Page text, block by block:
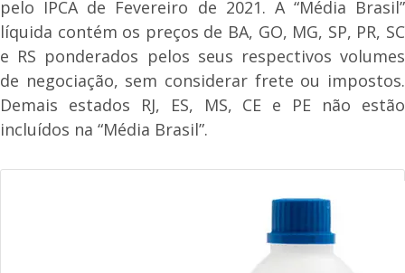
pelo IPCA de Fevereiro de 2021. A “Média Brasil”
líquida contém os preços de BA, GO, MG, SP, PR, SC
e RS ponderados pelos seus respectivos volumes
de negociação, sem considerar frete ou impostos.
Demais estados RJ, ES, MS, CE e PE não estão
incluídos na “Média Brasil”.